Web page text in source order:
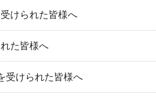
けられた皆様へ
た皆様へ
受けられた皆様へ